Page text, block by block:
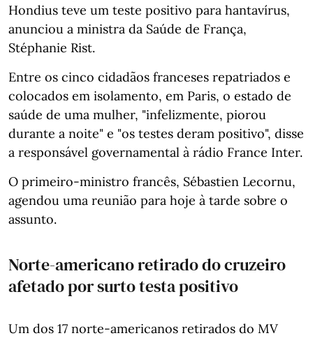
Hondius teve um teste positivo para hantavírus,
anunciou a ministra da Saúde de França,
Stéphanie Rist.
Entre os cinco cidadãos franceses repatriados e
colocados em isolamento, em Paris, o estado de
saúde de uma mulher, "infelizmente, piorou
durante a noite" e "os testes deram positivo", disse
a responsável governamental à rádio France Inter.
O primeiro-ministro francês, Sébastien Lecornu,
agendou uma reunião para hoje à tarde sobre o
assunto.
Norte-americano retirado do cruzeiro
afetado por surto testa positivo
Um dos 17 norte-americanos retirados do MV